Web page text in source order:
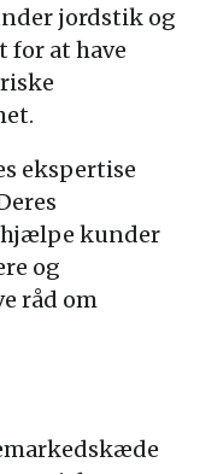
jordstik og
for at have
ekspertise
hjælpe kunder
og
råd om